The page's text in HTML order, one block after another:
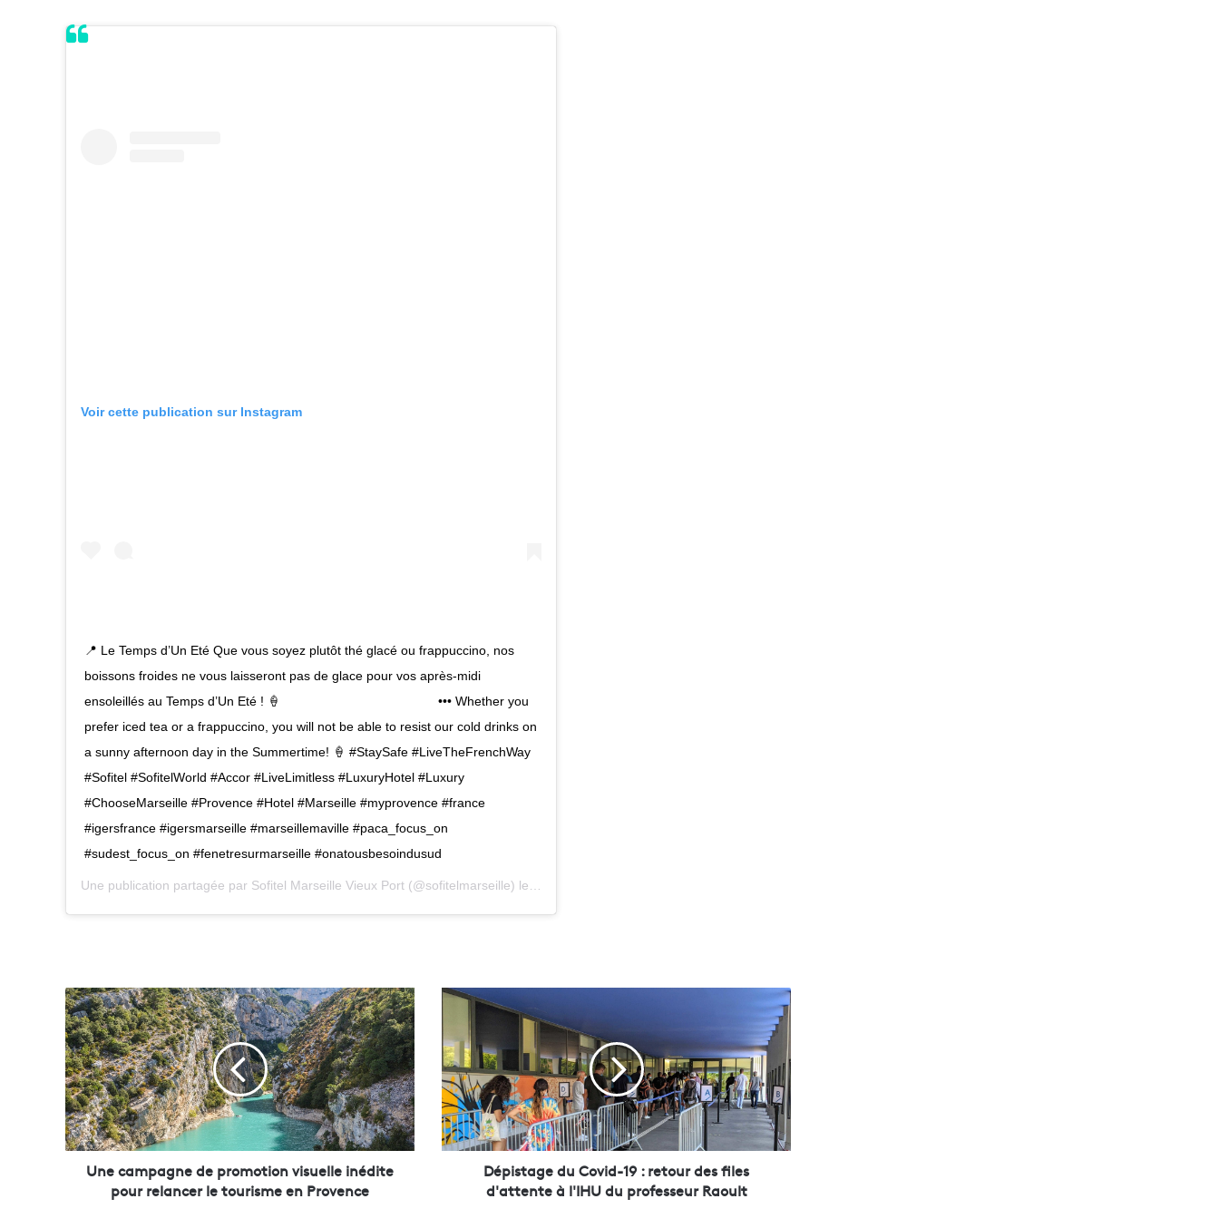
Voir cette publication sur Instagram
📍 Le Temps d’Un Eté Que vous soyez plutôt thé glacé ou frappuccino, nos
boissons froides ne vous laisseront pas de glace pour vos après-midi
ensoleillés au Temps d’Un Eté ! 🍦 ⠀ ⠀ ⠀⠀ ⠀ ⠀ ⠀⠀ ⠀ ⠀⠀ ⠀ ⠀ ••• Whether you
prefer iced tea or a frappuccino, you will not be able to resist our cold drinks on
a sunny afternoon day in the Summertime! 🍦 #StaySafe #LiveTheFrenchWay
#Sofitel #SofitelWorld #Accor #LiveLimitless #LuxuryHotel #Luxury
#ChooseMarseille #Provence #Hotel #Marseille #myprovence #france
#igersfrance #igersmarseille #marseillemaville #paca_focus_on
#sudest_focus_on #fenetresurmarseille #onatousbesoindusud
Une publication partagée par Sofitel Marseille Vieux Port (@sofitelmarseille) le
U
n
e
c
a
m
p
a
g
Une campagne de promotion visuelle inédite
pour relancer le tourisme en Provence
D
p
i
s
t
a
g
e
Dépistage du Covid-19 : retour des files
d'attente à l'IHU du professeur Raoult